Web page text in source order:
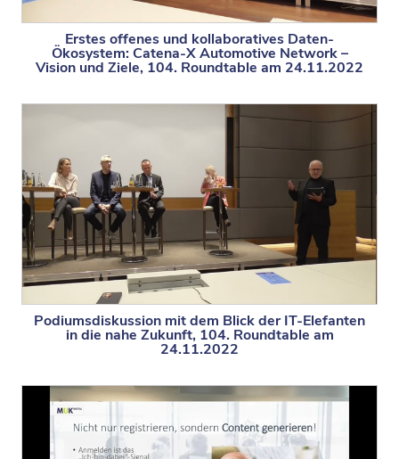
Erstes offenes und kollaboratives Daten-
Ökosystem: Catena-X Automotive Network –
Vision und Ziele, 104. Roundtable am 24.11.2022
Podiumsdiskussion mit dem Blick der IT-Elefanten
in die nahe Zukunft, 104. Roundtable am
24.11.2022